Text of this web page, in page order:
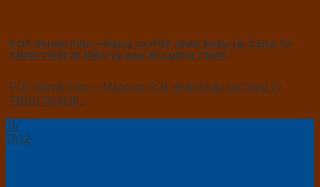
POF Shrink Film – Màng co POF nhập khẩu tại Công Ty
TNHH Thiết Bị Điện Và Bao Bì Cường Thịnh
POF Shrink Film – Màng co POF nhập khẩu tại Công Ty
TNHH Thiết Bị...
16
Th12